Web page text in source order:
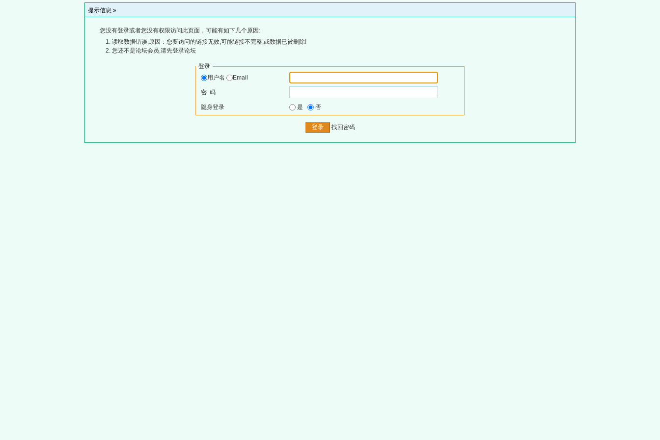
提示信息 »
您没有登录或者您没有权限访问此页面，可能有如下几个原因:
读取数据错误,原因：您要访问的链接无效,可能链接不完整,或数据已被删除!
您还不是论坛会员,请先登录论坛
登录
用户名
Email
密 码
隐身登录 是 否
找回密码